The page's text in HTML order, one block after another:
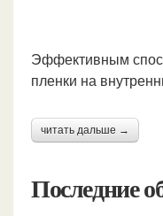
Эффективным
пленки на
читать дальше →
Последние